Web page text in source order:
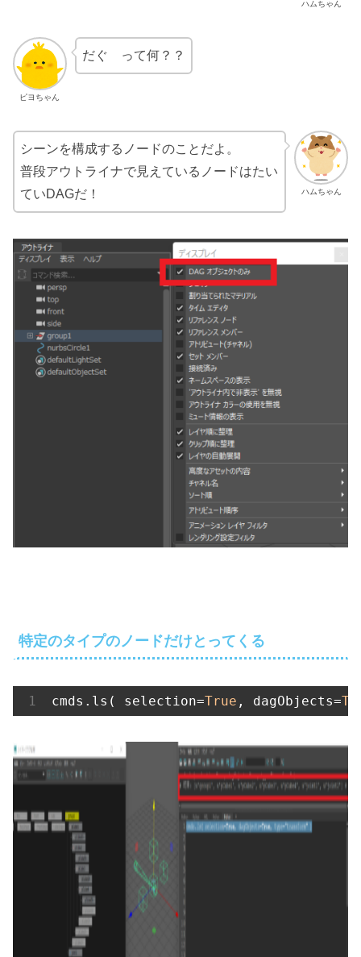
ハムちゃん
ピヨちゃん
だぐ って何？？
ハムちゃん
シーンを構成するノードのことだよ。
普段アウトライナで見えているノードはたい
ていDAGだ！
特定のタイプのノードだけとってくる
cmds.ls( selection=True , dagObjects=